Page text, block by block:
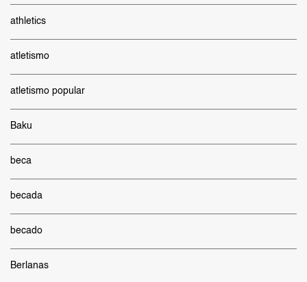
athletics
atletismo
atletismo popular
Baku
beca
becada
becado
Berlanas